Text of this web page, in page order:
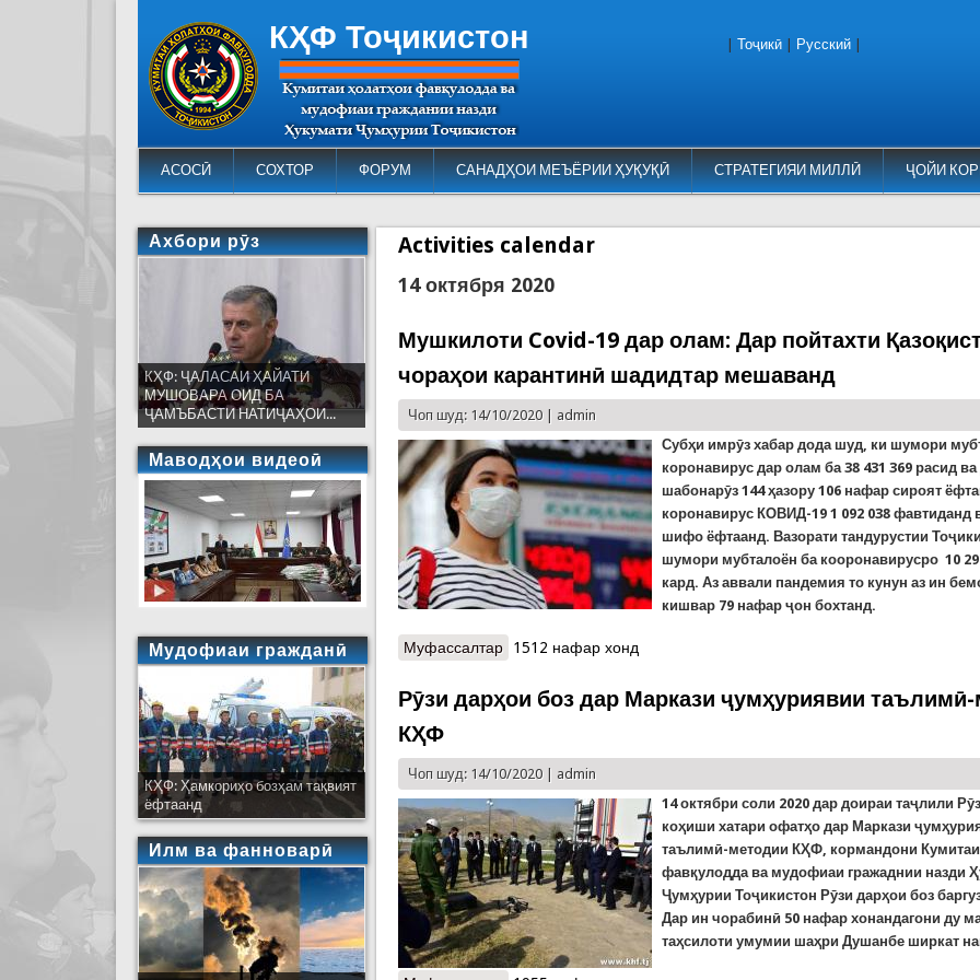
КҲФ Тоҷикистон
АСОСӢ СОХТОР ФОРУМ САНАДҲОИ МЕЪЁРИИ ҲУҚУҚӢ СТРАТЕГИЯИ МИЛЛӢ ҶОЙИ
Тоҷикӣ Русский
Activities calendar
14 октября 2020
Мушкилоти Covid-19 дар олам: Дар пойтахти
чораҳои карантинӣ шадидтар мешаванд
Чоп шуд: 14/10/2020 | admin
Субҳи имрӯз хабар дода шуд, ки шумори
коронавирус дар олам ба38 431 369 расид
шабонарӯз 144 ҳазору 106 нафар сироят
коронавирус КОВИД-191 092 038 фавтиданд
шифо ёфтаанд. Вазорати тандурустии
шумори мубталоён ба кооронавирусро 10
кард. Аз аввали пандемия то кунун аз ин
кишвар 79 нафар ҷон бохтанд.
Муфассалтар о Мушкилоти Covid-19 дар олам: Дар пойтахти Қазоқистон
1512 нафар хонд
Рӯзи дарҳои боз дар Маркази ҷумҳуриявии
КҲФ
Чоп шуд: 14/10/2020 | admin
14 октябри соли 2020дар доираи таҷлили
коҳиши хатари офатҳо дар Маркази
таълимӣ-методии КҲФ, кормандони Кумитаи
фавқулодда ва мудофиаи гражаднии назди
Ҷумҳурии Тоҷикистон Рӯзи дарҳои боз
Дар ин чорабинӣ 50 нафар хонандагони ду
таҳсилоти умумии шаҳри Душанбе ширкат
Ахбори рӯз
КҲФ: ҶАЛАСАИ ҲАЙАТИ
МУШОВАРА ОИД БА
ҶАМЪБАСТИ НАТИҶАҲОИ...
Маводҳои видеоӣ
Мудофиаи гражданӣ
КҲФ: Ҳамкориҳо бозҳам тақвият
ёфтаанд
Илм ва фанноварӣ